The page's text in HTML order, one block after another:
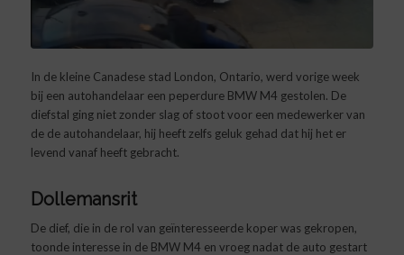
In de kleine Canadese stad London, Ontario, werd vorige week
bij een autohandelaar een peperdure BMW M4 gestolen. De
diefstal ging niet zonder slag of stoot voor een medewerker van
de de autohandelaar, hij heeft zelfs geluk gehad dat hij het er
levend vanaf heeft gebracht.
Dollemansrit
De dief, die in de rol van geïnteresseerde koper was gekropen,
toonde interesse in de BMW M4 en vroeg nadat de auto gestart